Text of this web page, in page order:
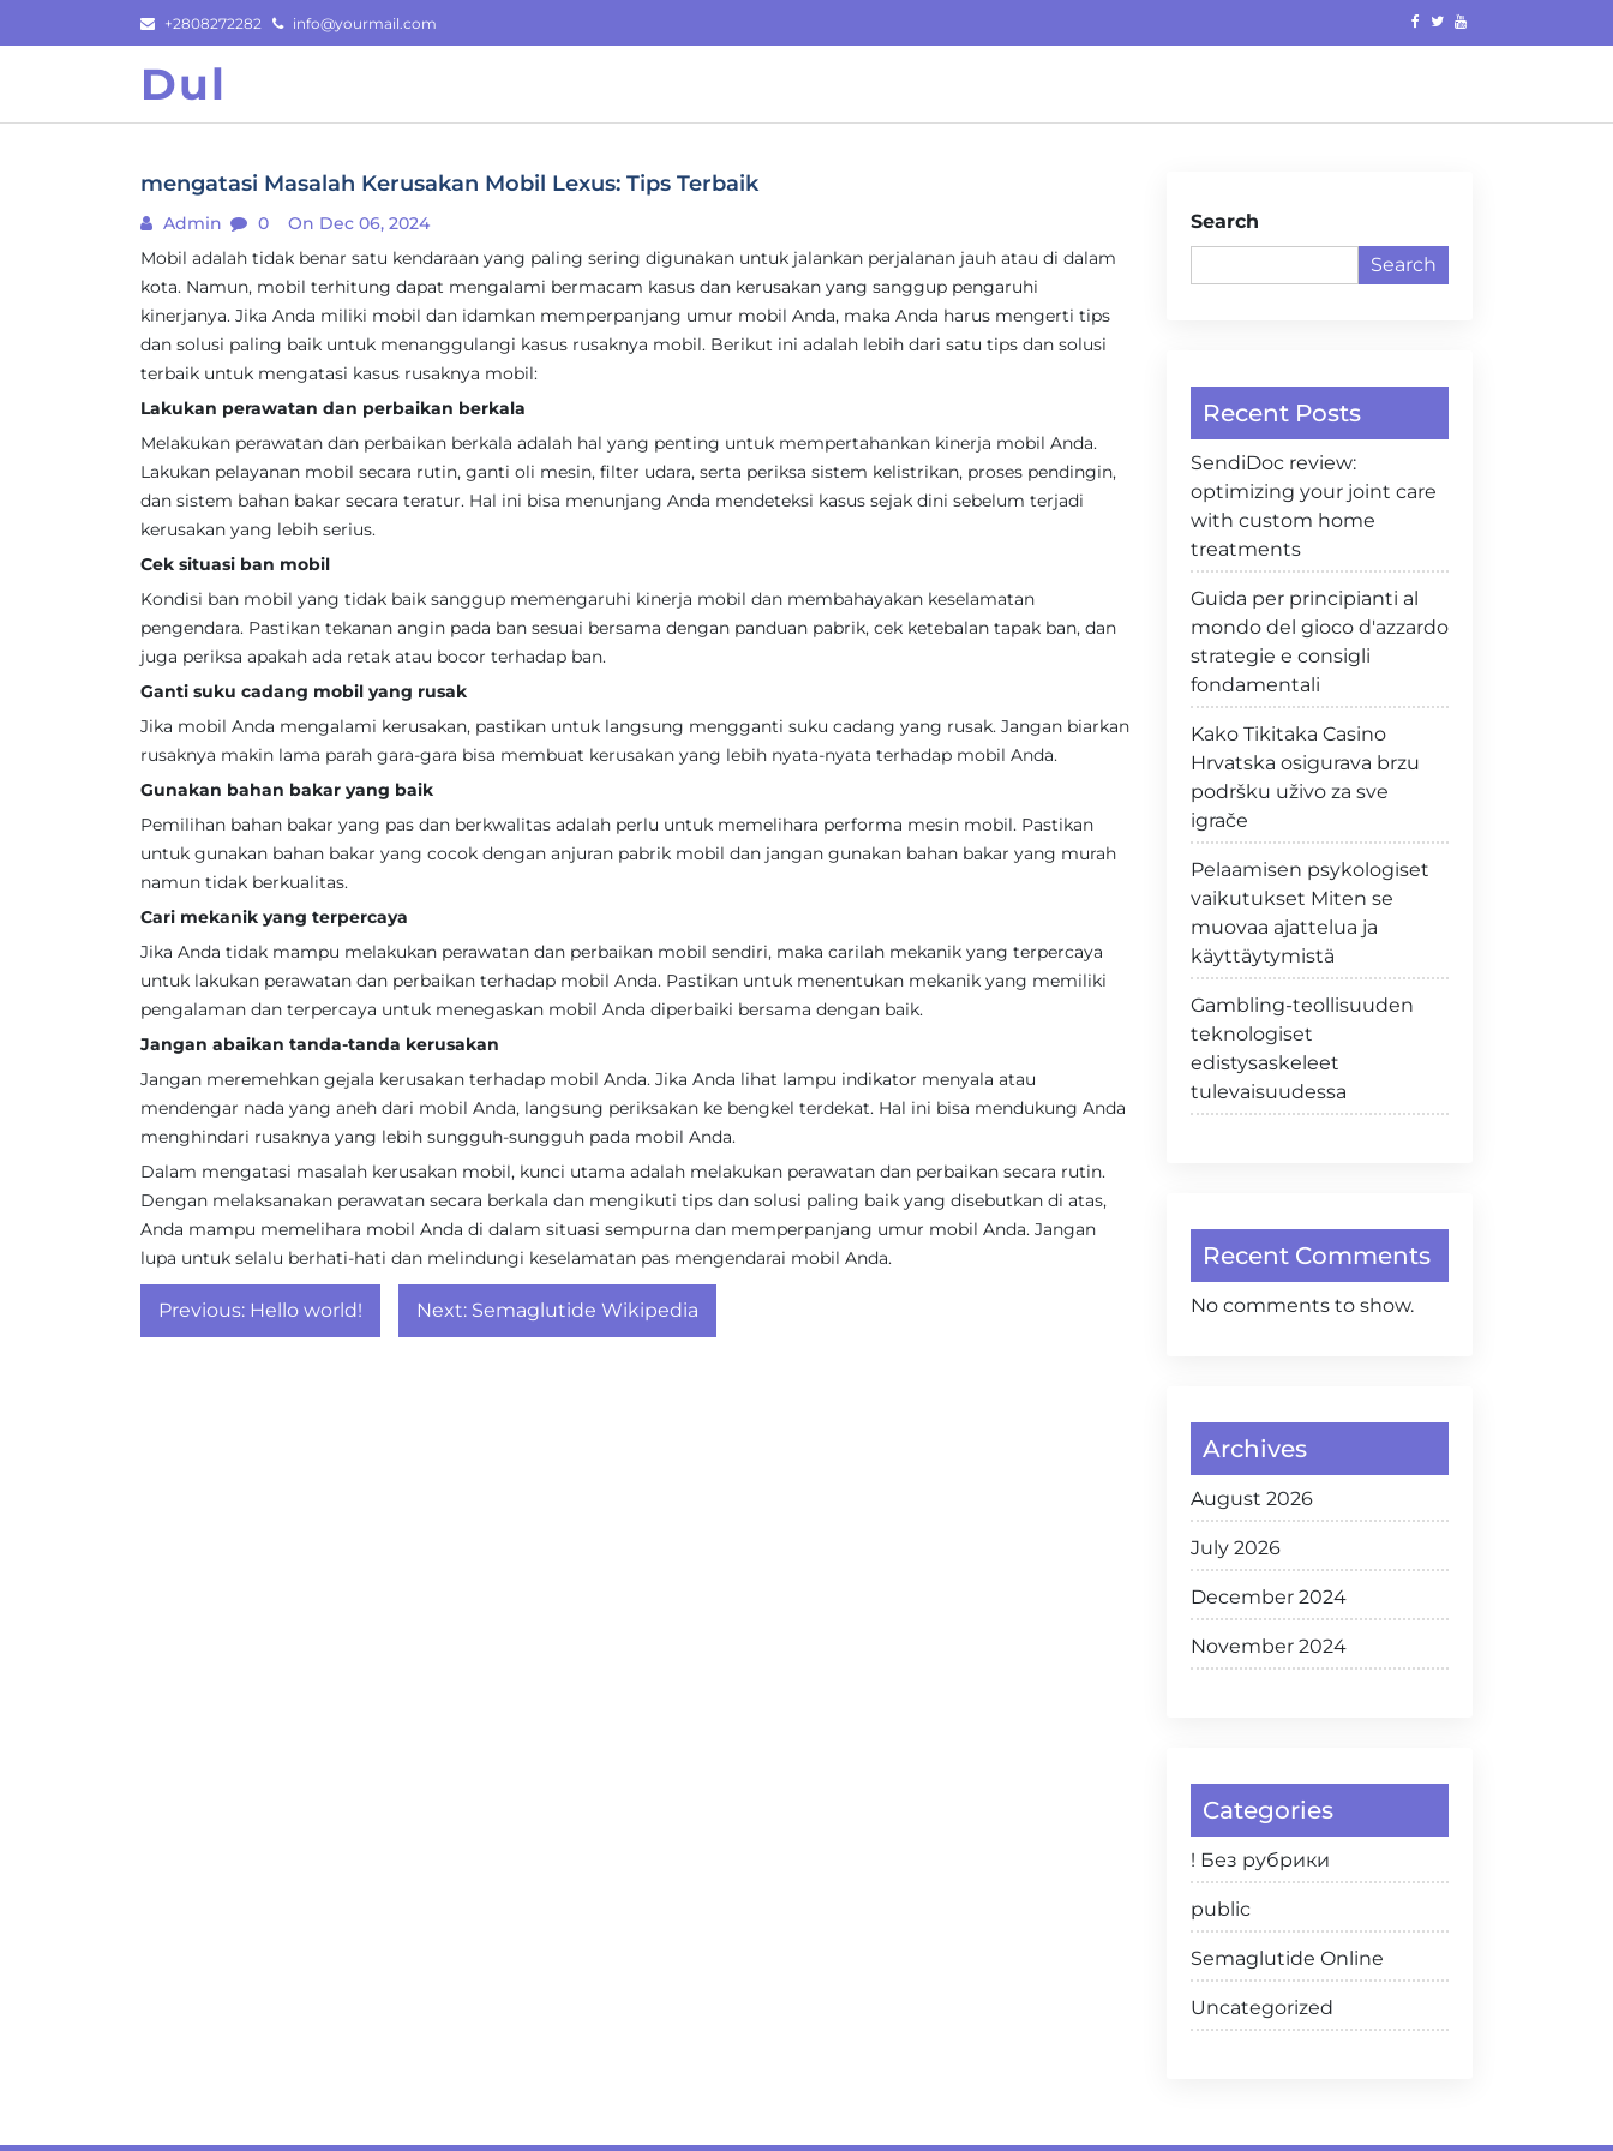
to
+2808272282 info@yourmail.com
Dul
mengatasi Masalah Kerusakan Mobil Lexus: Tips Terbaik
Admin 0
On Dec 06, 2024
Mobil adalah tidak benar satu kendaraan yang paling sering digunakan untuk jalankan perjalanan jauh atau di dalam
kota. Namun, mobil terhitung dapat mengalami bermacam kasus dan kerusakan yang sanggup pengaruhi
kinerjanya. Jika Anda miliki mobil dan idamkan memperpanjang umur mobil Anda, maka Anda harus mengerti tips
dan solusi paling baik untuk menanggulangi kasus rusaknya mobil. Berikut ini adalah lebih dari satu tips dan solusi
terbaik untuk mengatasi kasus rusaknya mobil:
Lakukan perawatan dan perbaikan berkala
Melakukan perawatan dan perbaikan berkala adalah hal yang penting untuk mempertahankan kinerja mobil Anda.
Lakukan pelayanan mobil secara rutin, ganti oli mesin, filter udara, serta periksa sistem kelistrikan, proses pendingin,
dan sistem bahan bakar secara teratur. Hal ini bisa menunjang Anda mendeteksi kasus sejak dini sebelum terjadi
kerusakan yang lebih serius.
Cek situasi ban mobil
Kondisi ban mobil yang tidak baik sanggup memengaruhi kinerja mobil dan membahayakan keselamatan
pengendara. Pastikan tekanan angin pada ban sesuai bersama dengan panduan pabrik, cek ketebalan tapak ban, dan
juga periksa apakah ada retak atau bocor terhadap ban.
Ganti suku cadang mobil yang rusak
Jika mobil Anda mengalami kerusakan, pastikan untuk langsung mengganti suku cadang yang rusak. Jangan biarkan
rusaknya makin lama parah gara-gara bisa membuat kerusakan yang lebih nyata-nyata terhadap mobil Anda.
Gunakan bahan bakar yang baik
Pemilihan bahan bakar yang pas dan berkwalitas adalah perlu untuk memelihara performa mesin mobil. Pastikan
untuk gunakan bahan bakar yang cocok dengan anjuran pabrik mobil dan jangan gunakan bahan bakar yang murah
namun tidak berkualitas.
Cari mekanik yang terpercaya
Jika Anda tidak mampu melakukan perawatan dan perbaikan mobil sendiri, maka carilah mekanik yang terpercaya
untuk lakukan perawatan dan perbaikan terhadap mobil Anda. Pastikan untuk menentukan mekanik yang memiliki
pengalaman dan terpercaya untuk menegaskan mobil Anda diperbaiki bersama dengan baik.
Jangan abaikan tanda-tanda kerusakan
Jangan meremehkan gejala kerusakan terhadap mobil Anda. Jika Anda lihat lampu indikator menyala atau
mendengar nada yang aneh dari mobil Anda, langsung periksakan ke bengkel terdekat. Hal ini bisa mendukung Anda
menghindari rusaknya yang lebih sungguh-sungguh pada mobil Anda.
Dalam mengatasi masalah kerusakan mobil, kunci utama adalah melakukan perawatan dan perbaikan secara rutin.
Dengan melaksanakan perawatan secara berkala dan mengikuti tips dan solusi paling baik yang disebutkan di atas,
Anda mampu memelihara mobil Anda di dalam situasi sempurna dan memperpanjang umur mobil Anda. Jangan
lupa untuk selalu berhati-hati dan melindungi keselamatan pas mengendarai mobil Anda.
Post
navigation
Previous: Hello world! Next: Semaglutide Wikipedia
Search
Search
Recent Posts
SendiDoc review:
optimizing your joint care
with custom home
treatments
Guida per principianti al
mondo del gioco d'azzardo
strategie e consigli
fondamentali
Kako Tikitaka Casino
Hrvatska osigurava brzu
podršku uživo za sve
igrače
Pelaamisen psykologiset
vaikutukset Miten se
muovaa ajattelua ja
käyttäytymistä
Gambling-teollisuuden
teknologiset
edistysaskeleet
tulevaisuudessa
Recent Comments
No comments to show.
Archives
August 2026
July 2026
December 2024
November 2024
Categories
! Без рубрики
public
Semaglutide Online
Uncategorized